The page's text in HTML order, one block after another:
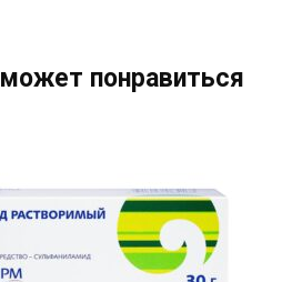
понравиться